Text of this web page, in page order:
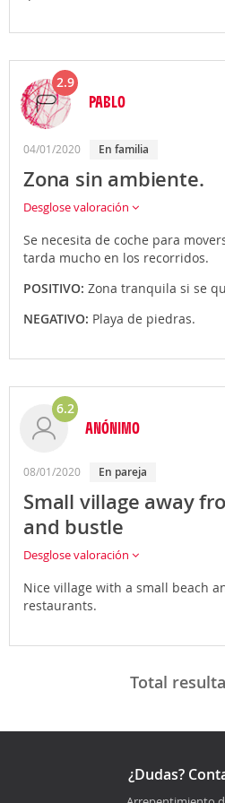
2.9
PABLO
04/01/2020 En familia
Zona sin ambiente.
Desglose valoración
Se necesita de coche para
tarda mucho en los recorridos.
POSITIVO: Zona tranquila si se
NEGATIVO: Playa de piedras.
6.2
ANÓNIMO
08/01/2020 En pareja
Small village away
and bustle
Desglose valoración
Nice village with a small beach
restaurants.
Total
¿Dudas?